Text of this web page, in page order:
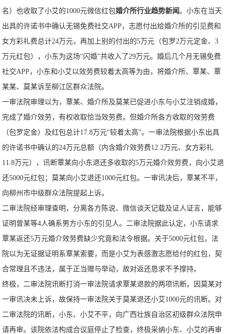
名）也收取了小艾的1000元微信红包婚介所行业趋势新闻。小东在当天
出具的许诺书中确认无锡免费社交APP，志愿付出给婚介所的引见费和
女方彩礼费总计24万元，再加上别的付出的5万元（包罗2万元定金、3
万元红包），小东为这场“闪婚”共收入了29万元。婚后几个月无锡免费
社交APP，小东和小艾以效劳费较着太高等为由，将婚介所、覃某、覃
某某、莫某诉至柳江区群众法院。
一审法院审理以为，覃某、婚介所及莫某已促进小东与小艾注销成婚，
完成了婚介效劳，有权收取恰当效劳费。但婚介所各方收取的效劳费
（包罗定金）及红包总计17.8万元“较着太高”。一审法院根据小东出具
的许诺书中确认的24万元总额（内含婚介效劳费12.2万元、女方彩礼
11.8万元），讯断覃某向小东退还多收取的5万元婚介效劳费，向小艾退
还5000元红包；莫某向小艾退还1000元红包。一审讯决后，覃某不平，
向柳州市中级群众法院提起上诉。
二审法院经审理查明，分离各方陈说、微信谈天记载及证人证言，能够
证明曾某等4人确系男方小东的引见人。二审法院据此认定，小东请求
覃某返还5万元婚介效劳费缺少究竟和法令根据。关于5000元红包，法
院以为无证据证明系覃某索要，而是小艾为表感激志愿给付的红包，契
合常理且不违法，属于正当赠与举动，故对返还恳求不予撑持。
终极，二审法院讯断打消一审法院请求覃某退款的两项讯断。因莫某对
一审讯决未上诉，故保持一审法院关于莫某退还小艾1000元的讯断。对
二审法院的讯断，小东、小艾不平，向广西壮族自治区初级群众法院申
请再审。该院依法构成合议庭停止了检查，终极采纳小东、小艾的再审